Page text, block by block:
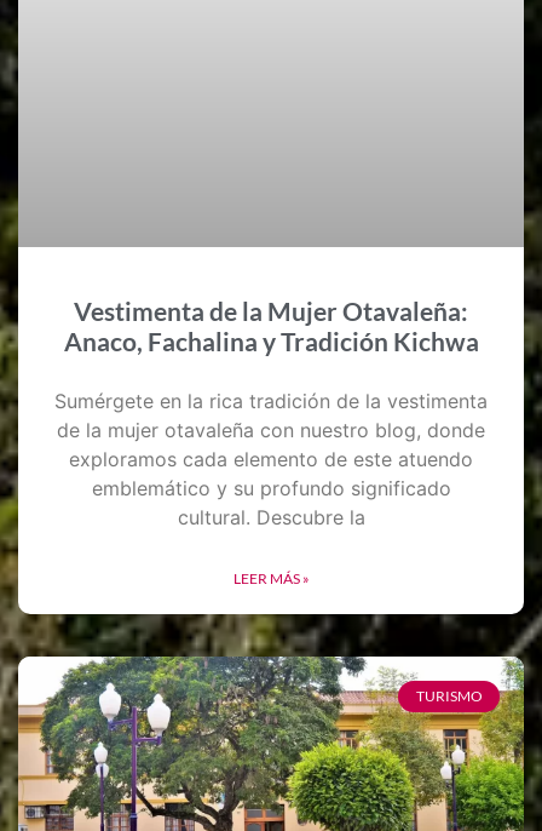
Vestimenta de la Mujer Otavaleña:
Anaco, Fachalina y Tradición Kichwa
Sumérgete en la rica tradición de la vestimenta
de la mujer otavaleña con nuestro blog, donde
exploramos cada elemento de este atuendo
emblemático y su profundo significado
cultural. Descubre la
LEER MÁS »
TURISMO